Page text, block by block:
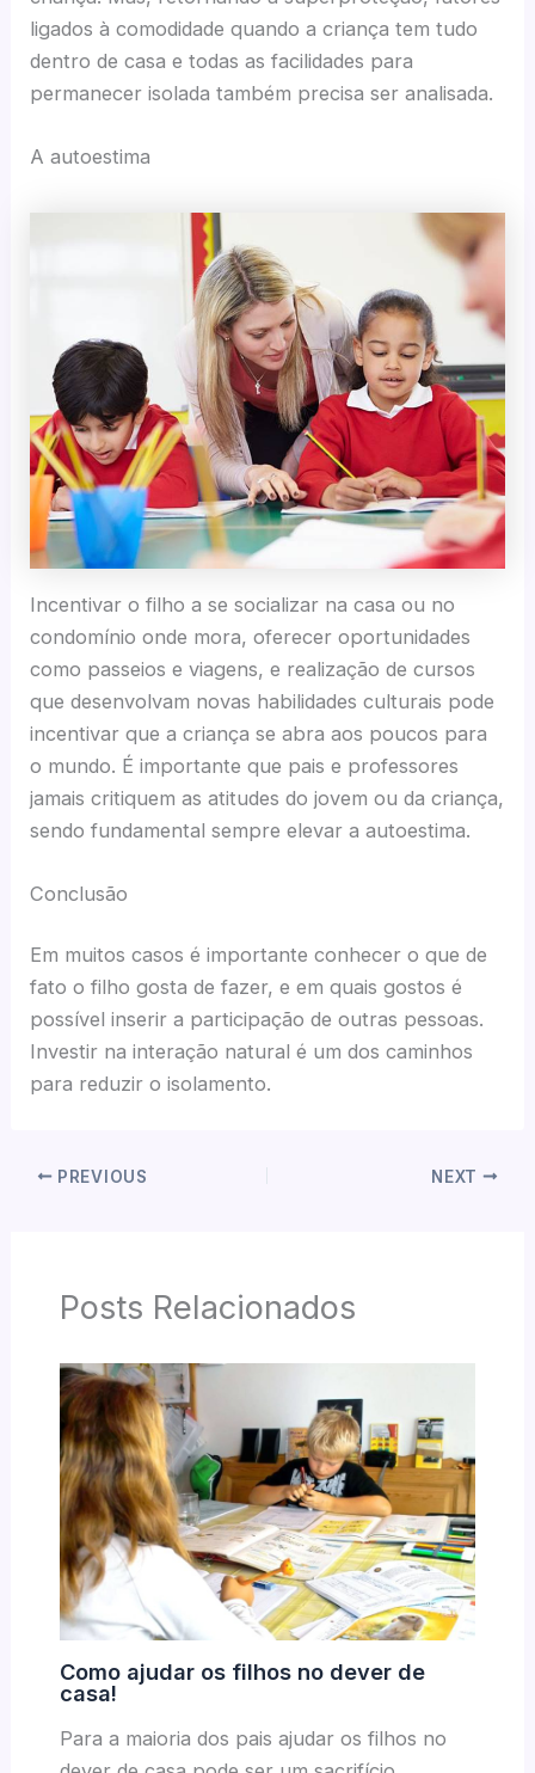
ligados à comodidade quando a criança tem tudo
dentro de casa e todas as facilidades para
permanecer isolada também precisa ser analisada.
A autoestima
Incentivar o filho a se socializar na casa ou no
condomínio onde mora, oferecer oportunidades
como passeios e viagens, e realização de cursos
que desenvolvam novas habilidades culturais pode
incentivar que a criança se abra aos poucos para
o mundo. É importante que pais e professores
jamais critiquem as atitudes do jovem ou da criança,
sendo fundamental sempre elevar a autoestima.
Conclusão
Em muitos casos é importante conhecer o que de
fato o filho gosta de fazer, e em quais gostos é
possível inserir a participação de outras pessoas.
Investir na interação natural é um dos caminhos
para reduzir o isolamento.
PREVIOUS NEXT
Posts Relacionados
Como ajudar os filhos no dever de
casa!
Para a maioria dos pais ajudar os filhos no